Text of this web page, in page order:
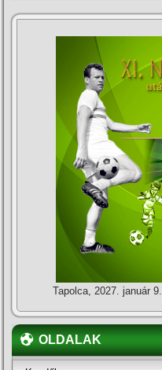
Tapolca, 2027. január 9.
OLDALAK